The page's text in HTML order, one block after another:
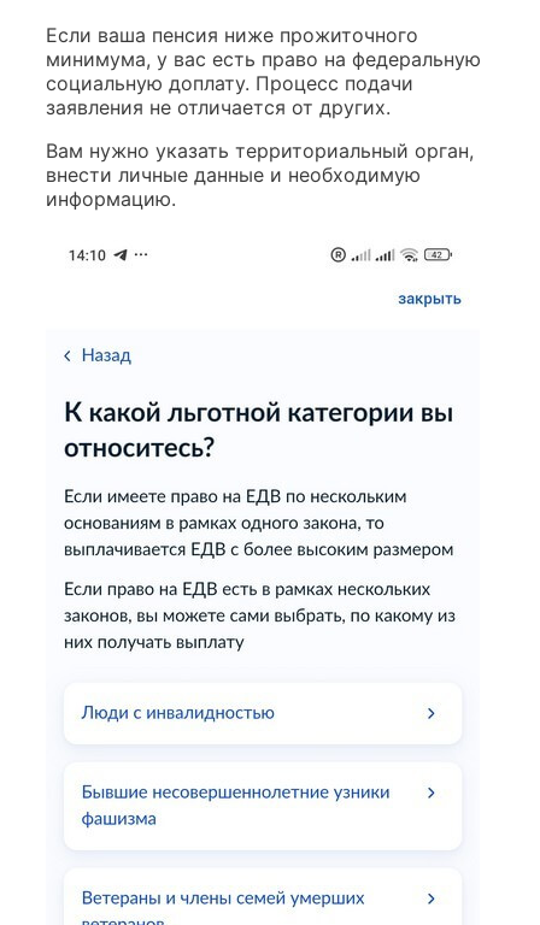
Если ваша пенсия ниже прожиточного
минимума, у вас есть право на федеральную
социальную доплату. Процесс подачи
заявления не отличается от других.
Вам нужно указать территориальный орган,
внести личные данные и необходимую
информацию.